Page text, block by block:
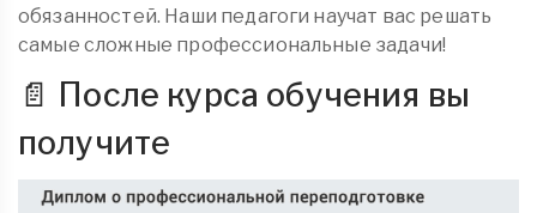
обязанностей. Наши педагоги научат вас решать
самые сложные профессиональные задачи!
📄 После курса обучения вы
получите